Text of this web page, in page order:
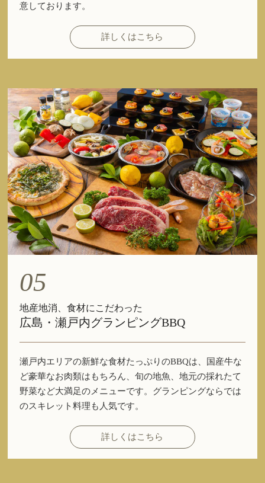
意しております。
詳しくはこちら
05
地産地消、食材にこだわった
広島・瀬戸内グランピングBBQ
瀬戸内エリアの新鮮な食材たっぷりのBBQは、国産牛な
ど豪華なお肉類はもちろん、旬の地魚、地元の採れたて
野菜など大満足のメニューです。グランピングならでは
のスキレット料理も人気です。
詳しくはこちら